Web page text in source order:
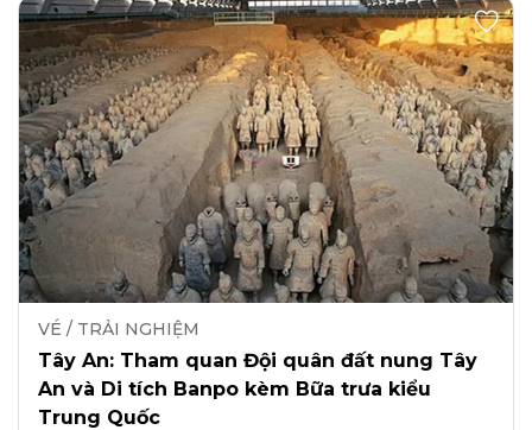
VÉ / TRẢI NGHIỆM
Tây An: Tham quan Đội quân đất nung Tây
An và Di tích Banpo kèm Bữa trưa kiểu
Trung Quốc